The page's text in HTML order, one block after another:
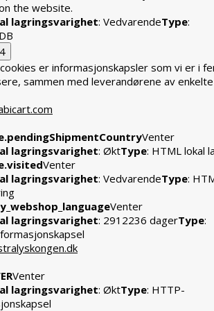
the website.
lagringsvarighet: VedvarendeType:
4
er informasjonskapsler som vi er i
sammen med leverandørene av enkelte
Venter
lagringsvarighet: ØktType: HTML lokal
Venter
lagringsvarighet: VedvarendeType:
Venter
lagringsvarighet: 2912236 dagerType:
Venter
lagringsvarighet: ØktType: HTTP-